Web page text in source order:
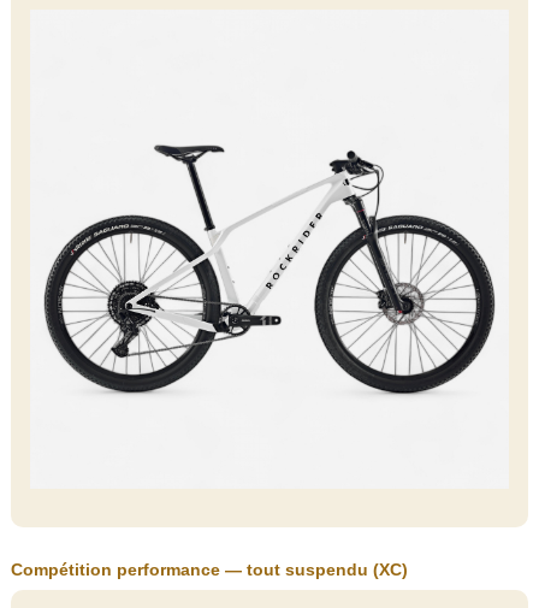
Compétition performance — tout suspendu (XC)